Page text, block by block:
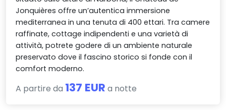
Jonquières offre un’autentica immersione
mediterranea in una tenuta di 400 ettari. Tra camere
raffinate, cottage indipendenti e una varietà di
attività, potrete godere di un ambiente naturale
preservato dove il fascino storico si fonde con il
comfort moderno.
A partire da 137 EUR a notte